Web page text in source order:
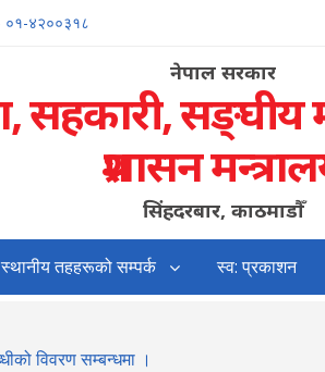
०१-४२००३१८
नेपाल सरकार
सहकारी, सङ्‍घीय
प्रशासन
सिंहदरबार, काठमाडौँ
स्थानीय तहहरूको सम्पर्क स्व: प्रकाशन
विवरण सम्बन्धमा ।